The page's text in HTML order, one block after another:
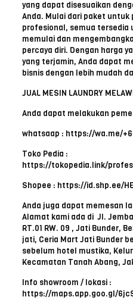
yang dapat disesuaikan
Anda. Mulai dari paket untuk
profesional, semua tersedia
memulai dan
percaya diri. Dengan harga
yang terjamin, Anda dapat
bisnis dengan lebih mudah
JUAL MESIN LAUNDRY
Anda dapat melakukan
whatsaap : https://wa.me/
Toko Pedia :
https://tokopedia.link/
Shopee : https://id.shp.ee/
Anda juga dapat memesan
Alamat kami ada di Jl.
RT.01 RW. 09 , Jati Bunder,
jati, Ceria Mart Jati Bunder
sebelum hotel mustika,
Kecamatan Tanah Abang,
Info showroom / lokasi :
https://maps.app.goo.gl/